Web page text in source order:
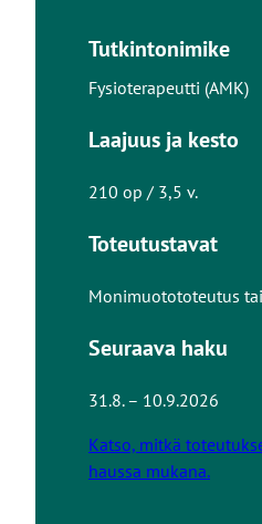
Tutkintonimike
Fysioterapeutti (AMK)
Laajuus ja kesto
210 op / 3,5 v.
Toteutustavat
Monimuotototeutus tai
Seuraava haku
31.8. – 10.9.2026
Katso, mitkä
haussa mukana.